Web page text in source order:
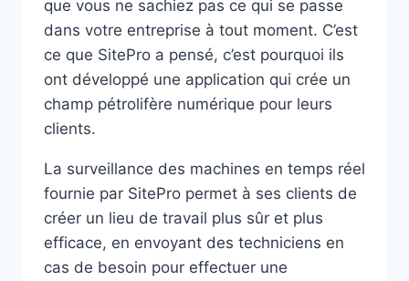
que vous ne sachiez pas ce qui se passe
dans votre entreprise à tout moment. C’est
ce que SitePro a pensé, c’est pourquoi ils
ont développé une application qui crée un
champ pétrolifère numérique pour leurs
clients.
La surveillance des machines en temps réel
fournie par SitePro permet à ses clients de
créer un lieu de travail plus sûr et plus
efficace, en envoyant des techniciens en
cas de besoin pour effectuer une